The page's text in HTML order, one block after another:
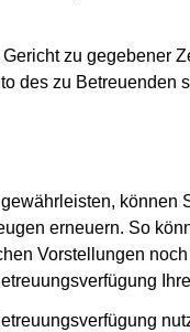
zu gegebener
des zu Betreuenden
erneuern. So
Vorstellungen